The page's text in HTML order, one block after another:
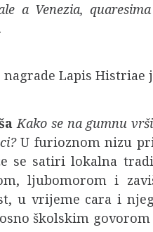
a Venezia,
Lapis Histriae
Kako se na gumnu
U furioznom nizu
se satiri lokalna
ljubomorom i
u vrijeme cara i
školskim